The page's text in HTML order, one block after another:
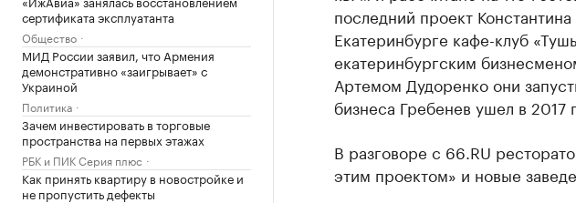
сертификата эксплуатанта
Общество
МИД России заявил, что Армения
демонстративно «заигрывает» с
Украиной
Политика
Зачем инвестировать в торговые
пространства на первых этажах
РБК и ПИК Серия плюс
Как принять квартиру в новостройке и
не пропустить дефекты
последний проект
Екатеринбурге кафе-клуб
екатеринбургским
Артемом Дудоренко они
бизнеса Гребенев ушел в 2017
В разговоре с 66.RU
этим проектом» и новые